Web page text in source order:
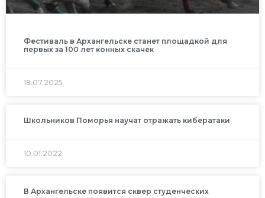
Фестиваль в Архангельске станет площадкой для
первых за 100 лет конных скачек
18.07.2025
Школьников Поморья научат отражать кибератаки
10.01.2022
В Архангельске появится сквер студенческих